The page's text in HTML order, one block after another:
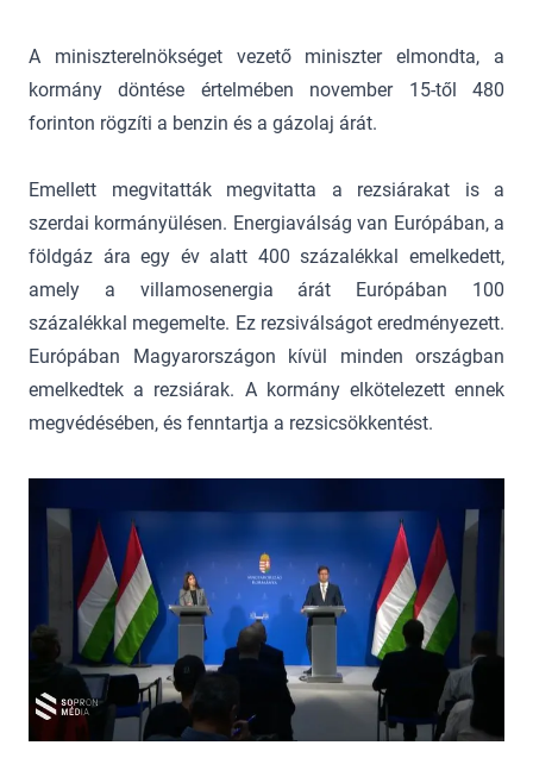
A miniszterelnökséget vezető miniszter elmondta, a
kormány döntése értelmében november 15-től 480
forinton rögzíti a benzin és a gázolaj árát.
Emellett megvitatták megvitatta a rezsiárakat is a
szerdai kormányülésen. Energiaválság van Európában, a
földgáz ára egy év alatt 400 százalékkal emelkedett,
amely a villamosenergia árát Európában 100
százalékkal megemelte. Ez rezsiválságot eredményezett.
Európában Magyarországon kívül minden országban
emelkedtek a rezsiárak. A kormány elkötelezett ennek
megvédésében, és fenntartja a rezsicsökkentést.